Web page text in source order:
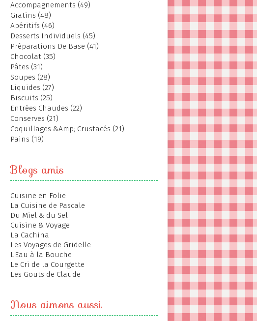
Accompagnements (49)
Gratins (48)
Apéritifs (46)
Desserts Individuels (45)
Préparations De Base (41)
Chocolat (35)
Pâtes (31)
Soupes (28)
Liquides (27)
Biscuits (25)
Entrées Chaudes (22)
Conserves (21)
Coquillages &Amp; Crustacés (21)
Pains (19)
Blogs amis
Cuisine en Folie
La Cuisine de Pascale
Du Miel & du Sel
Cuisine & Voyage
La Cachina
Les Voyages de Gridelle
L'Eau à la Bouche
Le Cri de la Courgette
Les Gouts de Claude
Nous aimons aussi